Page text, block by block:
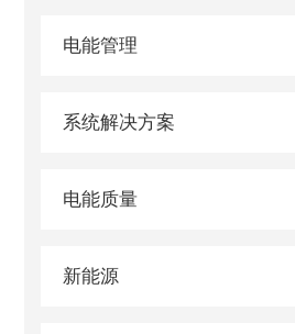
电能管理
系统解决方案
电能质量
新能源